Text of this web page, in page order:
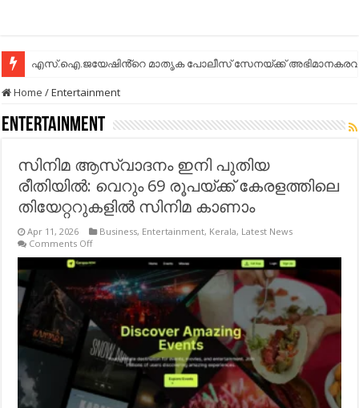
എസ്.ഐ.ജയേഷിൻ്റെ മാതൃക പോലീസ് സേനയ്ക്ക്
എസ്.ഐ.ജയേഷിൻ്റെ മാതൃക പോലീസ് സേനയ്ക്ക്
Home /Entertainment
Entertainment
സിനിമ ആസ്വാദനം ഇനി പുതിയ
രീതിയിൽ: വെറും 69 രൂപയ്ക്ക് കേരളത്തിലെ
തിയേറ്ററുകളിൽ സിനിമ കാണാം
Apr 11, 2026 Business, Entertainment, Kerala, Latest News
Comments Offon
ആസ്വാദനം
ഇനി
പുതിയ
രീതിയിൽ:
വെറും
69
രൂപയ്ക്ക്
കേരളത്തിലെ
തിയേറ്ററുകളിൽ
കാണാം